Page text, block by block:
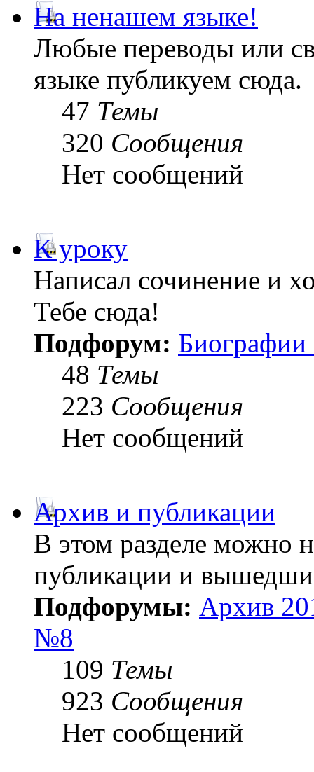
На ненашем языке!
Любые переводы или
языке публикуем сюда.
47 Темы
320 Сообщения
Нет сообщений
К уроку
Написал сочинение и
Тебе сюда!
Подфорум: Биографии
48 Темы
223 Сообщения
Нет сообщений
Архив и публикации
В этом разделе можно
публикации и
Подфорумы: Архив
№8
109 Темы
923 Сообщения
Нет сообщений